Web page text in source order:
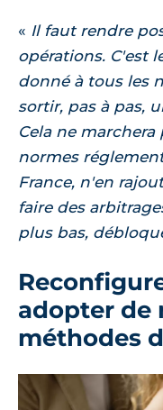
Il faut rendre
opérations. C'est
donné à tous les
sortir, pas à pas,
Cela ne
normes
France, n'en
faire des
plus bas,
adopter de
méthodes